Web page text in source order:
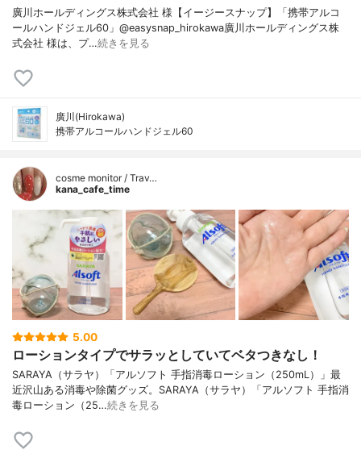
廣川ホールディングス株式会社 様【イージースナップ】「携帯アルコ
ールハンドジェル60」@easysnap_hirokawa廣川ホールディングス株
式会社 様は、プ…続きを見る
廣川(Hirokawa)
携帯アルコールハンドジェル60
cosme monitor / Trav…
kana_cafe_time
5.00
ローションタイプでサラッとしていてベタつきなし！
SARAYA（サラヤ）「アルソフト 手指消毒ローション（250mL）」最
近沢山ある消毒や除菌グッズ。SARAYA（サラヤ）「アルソフト 手指消
毒ローション（25…続きを見る